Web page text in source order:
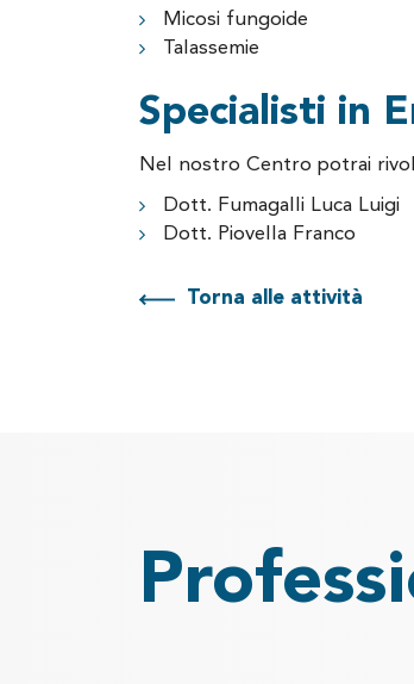
Micosi fungoide
Talassemie
Specialisti in
Nel nostro Centro potrai
Dott. Fumagalli Luca Luigi
Dott. Piovella Franco
Torna alle attività